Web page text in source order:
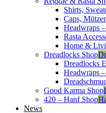
Shirts,
Caps,
Headwraps
Rasta
Home &
Dreadlocks Shop
Dreadlocks
Headwraps
Good Karma Shop
420 – Hanf Shop
News